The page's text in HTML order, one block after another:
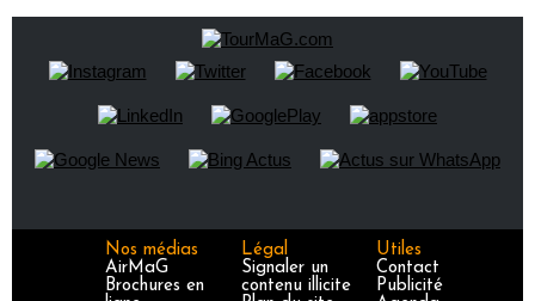
Nos médias
AirMaG
Brochures en
Légal
Signaler un
contenu illicite
Utiles
Contact
Publicité